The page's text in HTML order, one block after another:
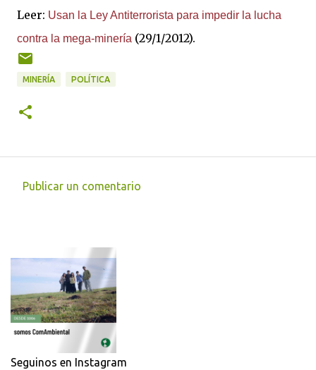
Leer: Usan la Ley Antiterrorista para impedir la lucha
contra la mega-minería (29/1/2012).
MINERÍA POLÍTICA
e
t
a
i
Publicar un comentario
Seguinos en Instagram